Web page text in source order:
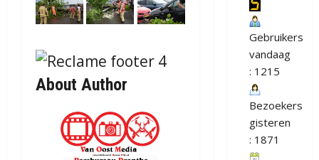
About Author
Gebruikers
vandaag
: 1215
Bezoekers
gisteren
: 1871